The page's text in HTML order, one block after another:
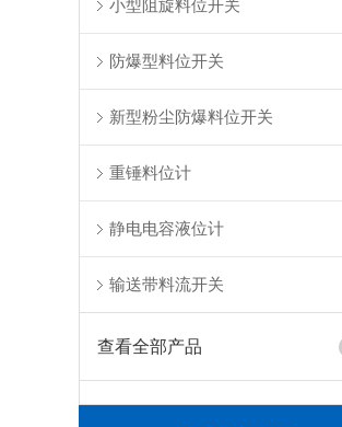
小型阻旋料位开关
防爆型料位开关
新型粉尘防爆料位开关
重锤料位计
静电电容液位计
输送带料流开关
查看全部产品